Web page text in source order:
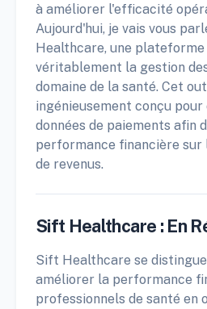
à améliorer l'efficacité
Aujourd'hui, je vais vous
Healthcare, une
véritablement la gestion
domaine de la santé. Cet
ingénieusement conçu
données de paiements afin
performance financière sur
de revenus.
Sift Healthcare : En
Sift Healthcare se
améliorer la performance
professionnels de santé en